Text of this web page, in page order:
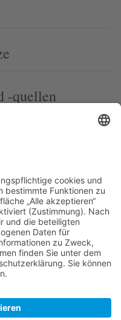
-quellen
vonPeter
,Peter,